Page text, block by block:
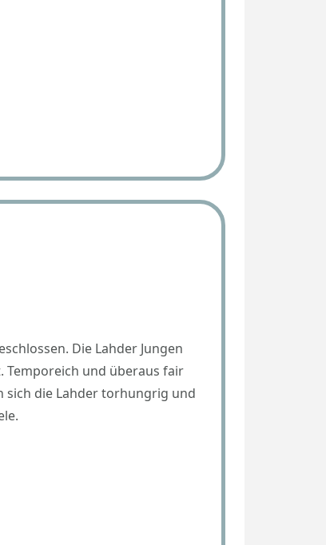
Die Lahder Jungen
Temporeich und überaus fair
sich die Lahder torhungrig und